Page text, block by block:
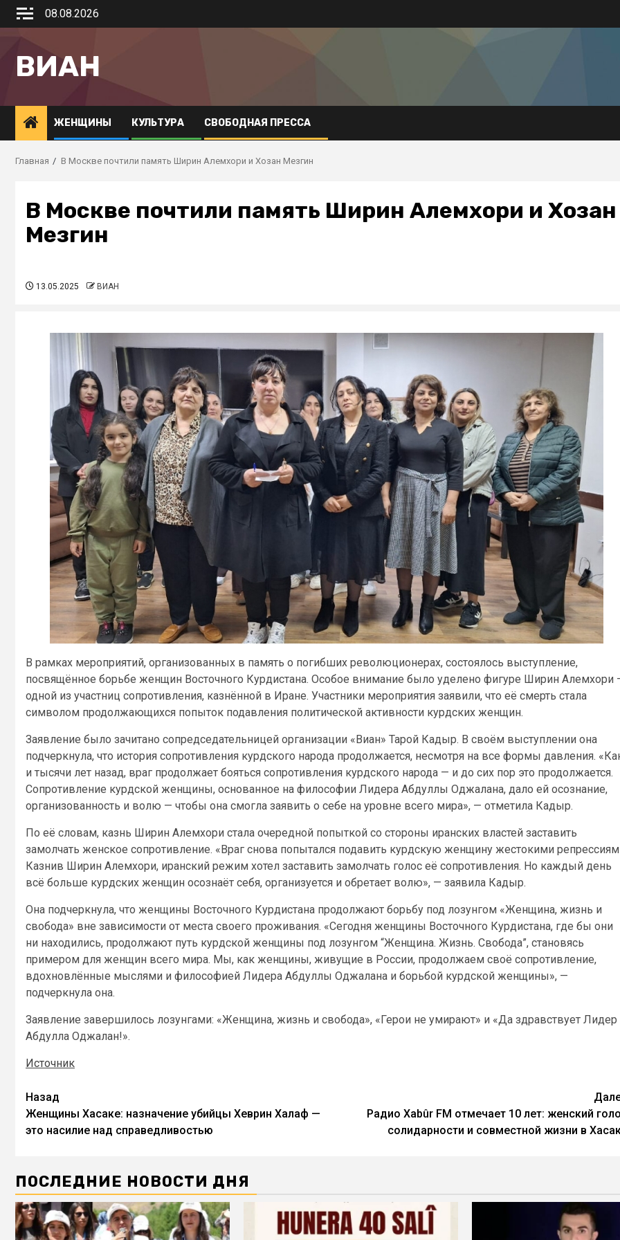
08.08.2026
ВИАН
ЖЕНЩИНЫ КУЛЬТУРА СВОБОДНАЯ ПРЕССА
Главная В Москве почтили память Ширин Алемхори и Хозан Мезгин
В Москве почтили память Ширин Алемхори и Хозан
Мезгин
13.05.2025 ВИАН
В рамках мероприятий, организованных в память о погибших революционерах, состоялось выступление,
посвящённое борьбе женщин Восточного Курдистана. Особое внимание было уделено фигуре Ширин Алемхори
одной из участниц сопротивления, казнённой в Иране. Участники мероприятия заявили, что её смерть стала
символом продолжающихся попыток подавления политической активности курдских женщин.
Заявление было зачитано сопредседательницей организации «Виан» Тарой Кадыр. В своём выступлении она
подчеркнула, что история сопротивления курдского народа продолжается, несмотря на все формы давления.
и тысячи лет назад, враг продолжает бояться сопротивления курдского народа — и до сих пор это продолжается.
Сопротивление курдской женщины, основанное на философии Лидера Абдуллы Оджалана, дало ей осознание,
организованность и волю — чтобы она смогла заявить о себе на уровне всего мира», — отметила Кадыр.
По её словам, казнь Ширин Алемхори стала очередной попыткой со стороны иранских властей заставить
замолчать женское сопротивление. «Враг снова попытался подавить курдскую женщину жестокими
Казнив Ширин Алемхори, иранский режим хотел заставить замолчать голос её сопротивления. Но каждый день
всё больше курдских женщин осознаёт себя, организуется и обретает волю», — заявила Кадыр.
Она подчеркнула, что женщины Восточного Курдистана продолжают борьбу под лозунгом «Женщина, жизнь и
свобода» вне зависимости от места своего проживания. «Сегодня женщины Восточного Курдистана, где бы они
ни находились, продолжают путь курдской женщины под лозунгом “Женщина. Жизнь. Свобода”, становясь
примером для женщин всего мира. Мы, как женщины, живущие в России, продолжаем своё сопротивление,
вдохновлённые мыслями и философией Лидера Абдуллы Оджалана и борьбой курдской женщины», —
подчеркнула она.
Заявление завершилось лозунгами: «Женщина, жизнь и свобода», «Герои не умирают» и «Да здравствует Лидер
Абдулла Оджалан!».
Источник
Назад
Женщины Хасаке: назначение убийцы Хеврин Халаф —
это насилие над справедливостью
Радио Xabûr FM отмечает 10 лет: женский
солидарности и совместной жизни в
ПОСЛЕДНИЕ НОВОСТИ ДНЯ